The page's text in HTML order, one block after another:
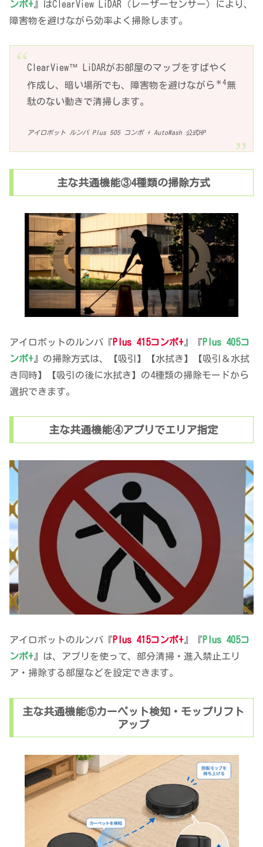
ンボ+ 』はClearView LiDAR（レーザーセンサー）により、
障害物を避けながら効率よく掃除します。
ClearView™ LiDARがお部屋のマップをすばやく
作成し、暗い場所でも、障害物を避けながら ＊4無
駄のない動きで清掃します。
アイロボット ルンバ Plus 505 コンボ + AutoWash 公式HP
主な共通機能③4種類の掃除方式
アイロボットのルンバ『Plus 415コンボ+ 』『Plus 405コ
ンボ+ 』の掃除方式は、【吸引】【水拭き】【吸引＆水拭
き同時】【吸引の後に水拭き】の4種類の掃除モードから
選択できます。
主な共通機能④アプリでエリア指定
アイロボットのルンバ『Plus 415コンボ+ 』『Plus 405コ
ンボ+ 』は、アプリを使って、部分清掃・進入禁止エリ
ア・掃除する部屋などを設定できます。
主な共通機能⑤カーペット検知・モップリフト
アップ